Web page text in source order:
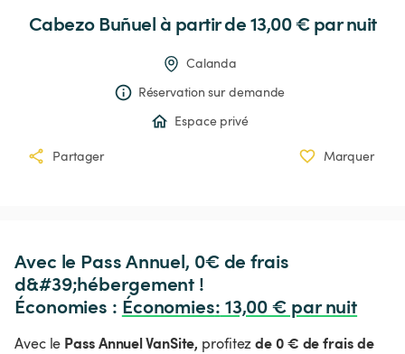
CabezoBuñuel à partir de 13,00 € par nuit
Calanda
Réservation sur demande
Espace privé
Partager Marquer
Avec le Pass Annuel, 0€ de frais
d&#39;hébergement !
Économies : Économies: 13,00 € par nuit
Avec le Pass Annuel VanSite, profitezde 0 € de frais de